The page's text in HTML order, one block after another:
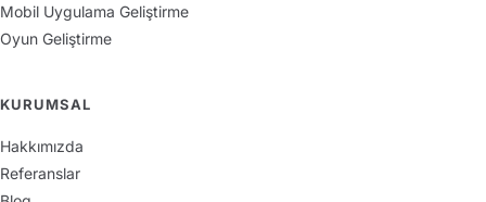
Mobil Uygulama Geliştirme
Oyun Geliştirme
KURUMSAL
Hakkımızda
Referanslar